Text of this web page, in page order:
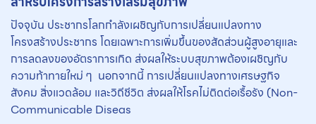
ปัจจุบัน ประชากรโลกกำลังเผชิญกับการเปลี่ยนแปลงทาง
โครงสร้างประชากร โดยเฉพาะการเพิ่มขึ้นของสัดส่วนผู้สูงอายุและ
การลดลงของอัตราการเกิด ส่งผลให้ระบบสุขภาพต้องเผชิญกับ
ความท้าทายใหม่ ๆ นอกจากนี้ การเปลี่ยนแปลงทางเศรษฐกิจ
สังคม สิ่งแวดล้อม และวิถีชีวิต ส่งผลให้โรคไม่ติดต่อเรื้อรัง (Non-
Communicable Diseas